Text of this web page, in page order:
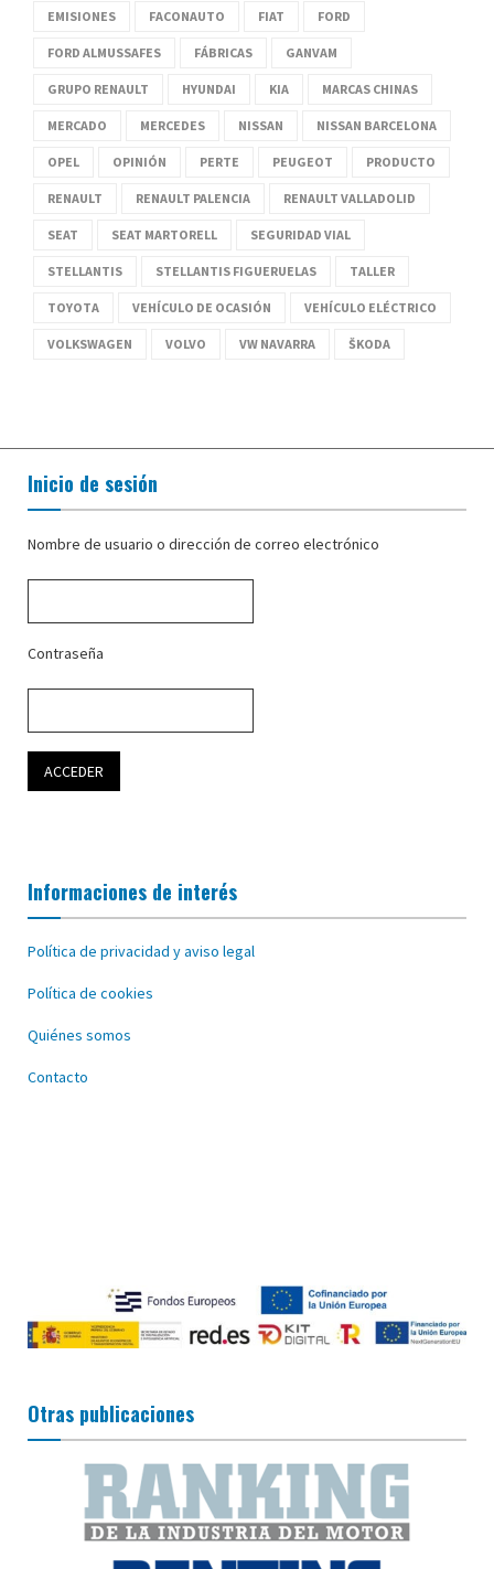
EMISIONES FACONAUTO FIAT FORD
FORD ALMUSSAFES FÁBRICAS GANVAM
GRUPO RENAULT HYUNDAI KIA MARCAS CHINAS
MERCADO MERCEDES NISSAN NISSAN BARCELONA
OPEL OPINIÓN PERTE PEUGEOT PRODUCTO
RENAULT RENAULT PALENCIA RENAULT VALLADOLID
SEAT SEAT MARTORELL SEGURIDAD VIAL
STELLANTIS STELLANTIS FIGUERUELAS TALLER
TOYOTA VEHÍCULO DE OCASIÓN VEHÍCULO ELÉCTRICO
VOLKSWAGEN VOLVO VW NAVARRA ŠKODA
Inicio de sesión
Nombre de usuario o dirección de correo electrónico
Contraseña
Informaciones de interés
Política de privacidad y aviso legal
Política de cookies
Quiénes somos
Contacto
Otras publicaciones